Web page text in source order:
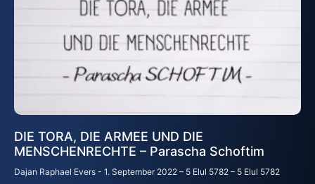
DIE TORA, DIE ARMEE UND DIE
MENSCHENRECHTE – Parascha Schoftim
Dajan Raphael Evers 1. September 2022 – 5 Elul 5782 – 5 Elul 5782